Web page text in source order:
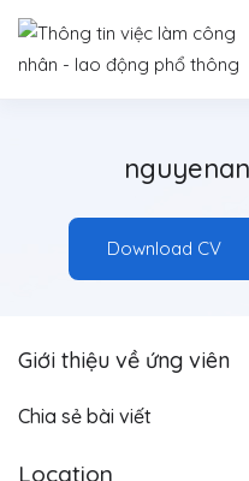
Download CV
Giới thiệu về ứng viên
Chia sẻ bài viết
Location